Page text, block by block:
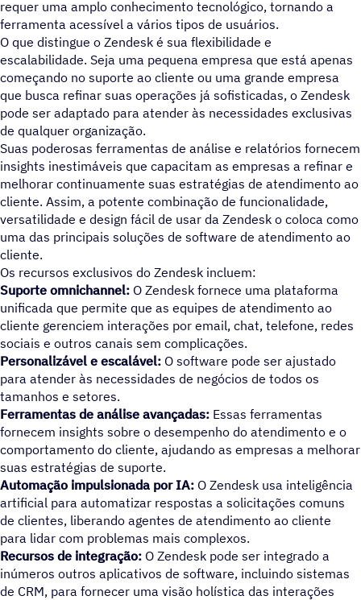
requer uma amplo conhecimento tecnológico, tornando a
ferramenta acessível a vários tipos de usuários.
O que distingue o Zendesk é sua flexibilidade e
escalabilidade. Seja uma pequena empresa que está apenas
começando no suporte ao cliente ou uma grande empresa
que busca refinar suas operações já sofisticadas, o Zendesk
pode ser adaptado para atender às necessidades exclusivas
de qualquer organização.
Suas poderosas ferramentas de análise e relatórios fornecem
insights inestimáveis que capacitam as empresas a refinar e
melhorar continuamente suas estratégias de atendimento ao
cliente. Assim, a potente combinação de funcionalidade,
versatilidade e design fácil de usar da Zendesk o coloca como
uma das principais soluções de software de atendimento ao
cliente.
Os recursos exclusivos do Zendesk incluem:
Suporte omnichannel: O Zendesk fornece uma plataforma
unificada que permite que as equipes de atendimento ao
cliente gerenciem interações por email, chat, telefone, redes
sociais e outros canais sem complicações.
Personalizável e escalável: O software pode ser ajustado
para atender às necessidades de negócios de todos os
tamanhos e setores.
Ferramentas de análise avançadas: Essas ferramentas
fornecem insights sobre o desempenho do atendimento e o
comportamento do cliente, ajudando as empresas a melhorar
suas estratégias de suporte.
Automação impulsionada por IA: O Zendesk usa inteligência
artificial para automatizar respostas a solicitações comuns
de clientes, liberando agentes de atendimento ao cliente
para lidar com problemas mais complexos.
Recursos de integração: O Zendesk pode ser integrado a
inúmeros outros aplicativos de software, incluindo sistemas
de CRM, para fornecer uma visão holística das interações